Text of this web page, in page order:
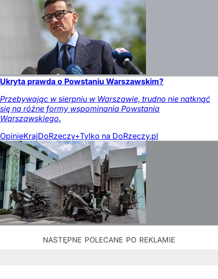
Ukryta prawda o Powstaniu Warszawskim?
Przebywając w sierpniu w Warszawie, trudno nie natknąć
się na różne formy wspominania Powstania
Warszawskiego.
OpinieKrajDoRzeczy+Tylko na DoRzeczy.pl